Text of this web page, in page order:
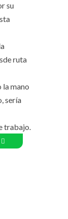
su
ruta
la mano
sería
trabajo.